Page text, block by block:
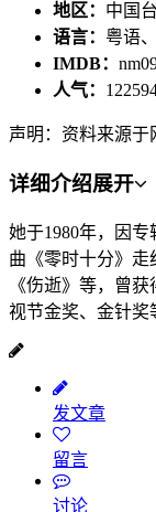
地区： 中国
语言： 粤语
IMDB：
人气：
声明：资料来源于
详细介绍展开
她于1980年，因
曲《零时十分》走
《伤逝》等，曾
视节金奖、金针奖
发文章
留言
讨论